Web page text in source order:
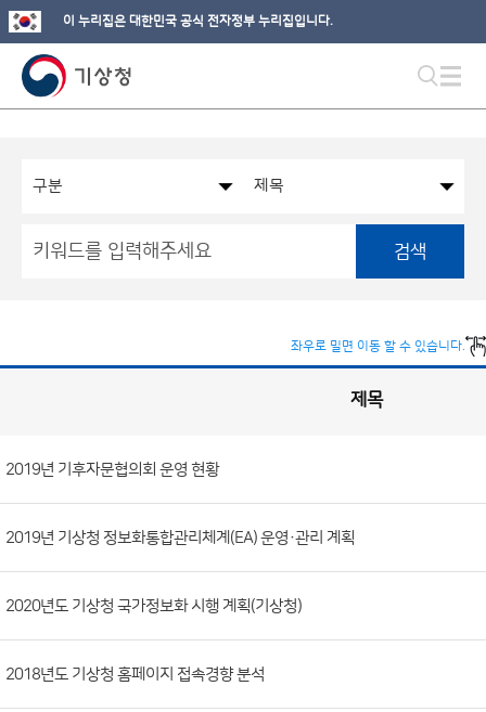
이 누리집은 대한민국 공식 전자정부 누리집입니다.
검색
좌우로 밀면 이동 할 수 있습니다.
공
개
정
보
목
록
류,
첨
부
제목
2019년 기후자문협의회 운영 현황
2019년 기상청 정보화통합관리체계(EA) 운영·관리 계획
2020년도 기상청 국가정보화 시행 계획(기상청)
2018년도 기상청 홈페이지 접속경향 분석